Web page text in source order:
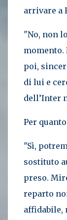
arrivare a
"No, non
momento.
poi,
di lui e
dell’Inter
Per
"Sì,
sostituto
preso.
reparto
affidabile,